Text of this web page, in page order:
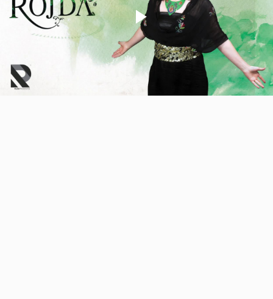
Play
Video